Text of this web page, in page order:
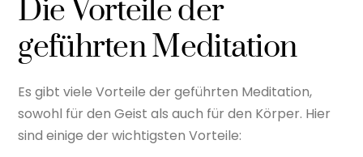
Die Vorteile der
geführten Meditation
Es gibt viele Vorteile der geführten Meditation,
sowohl für den Geist als auch für den Körper. Hier
sind einige der wichtigsten Vorteile: